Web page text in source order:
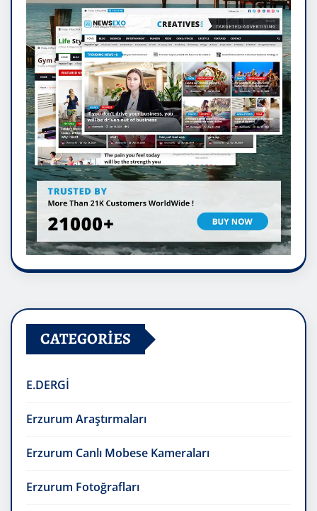
CATEGORIES
E.DERGİ
Erzurum Araştırmaları
Erzurum Canlı Mobese Kameraları
Erzurum Fotoğrafları